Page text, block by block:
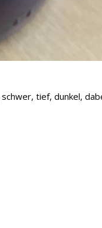
tief, dunkel,